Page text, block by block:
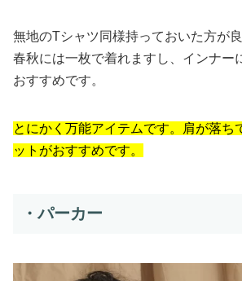
無地のTシャツ同様持っておいた方が良
春秋には一枚で着れますし、インナー
おすすめです。
とにかく万能アイテムです。肩が落ち
ットがおすすめです。
・パーカー